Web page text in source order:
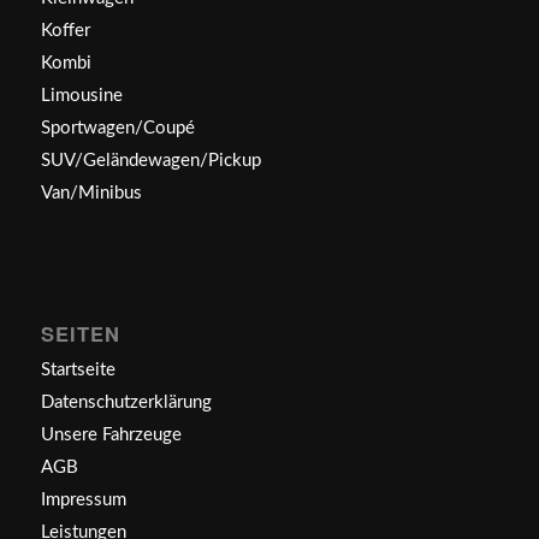
Koffer
Kombi
Limousine
Sportwagen/Coupé
SUV/Geländewagen/Pickup
Van/Minibus
SEITEN
Startseite
Datenschutzerklärung
Unsere Fahrzeuge
AGB
Impressum
Leistungen